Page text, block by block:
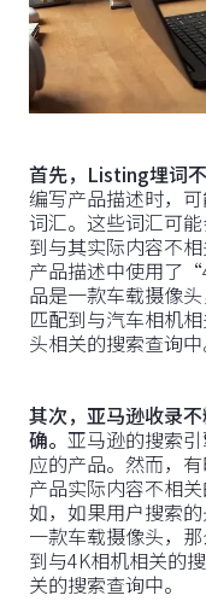
首先，Listing埋词
编写产品描述时，
词汇。这些词汇可
到与其实际内容不
产品描述中使用了
品是一款车载摄像
匹配到与汽车相机
头相关的搜索查询中
其次，亚马逊收录
确。 亚马逊的搜索
应的产品。然而，
产品实际内容不相
如，如果用户搜索
一款车载摄像头，
到与4K相机相关的
关的搜索查询中。